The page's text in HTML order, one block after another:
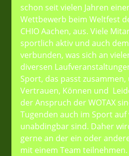
schon seit vielen Jahren
Wettbewerb beim Weltfest
CHIO Aachen, aus. Viele
sportlich aktiv und auch
verbunden, was sich an
diversen
Sport, das passt
Vertrauen, Können und
der Anspruch der WOTAX
Tugenden auch im Sport auf
unabdingbar sind. Daher
gerne an der ein oder
mit einem Team teilnehmen.